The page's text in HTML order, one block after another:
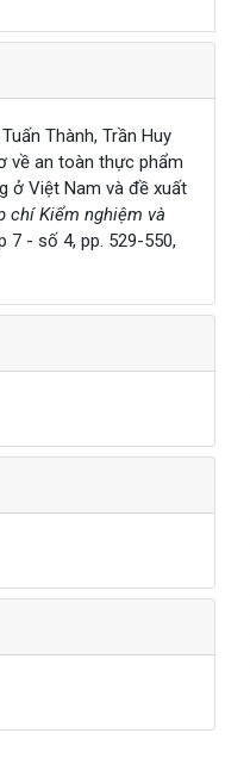
Thành, Trần Huy
về an toàn thực phẩm
ở Việt Nam và đề xuất
chí Kiểm nghiệm và
7 - số 4, pp. 529-550,